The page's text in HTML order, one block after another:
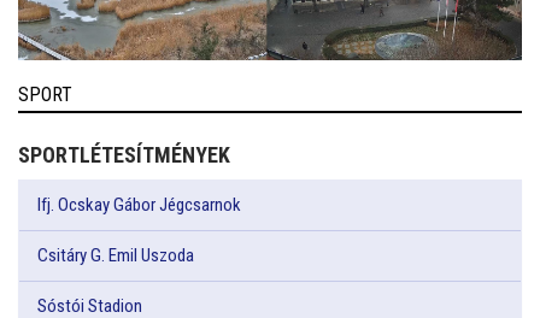
SPORT
SPORTLÉTESÍTMÉNYEK
Ifj. Ocskay Gábor Jégcsarnok
Csitáry G. Emil Uszoda
Sóstói Stadion